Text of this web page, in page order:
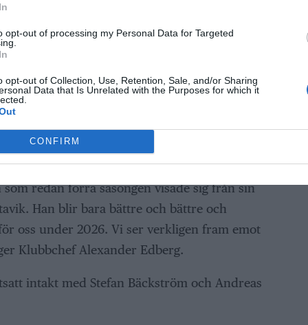
opt-out of processing my Personal Data for Targeted
opt-out of Collection, Use, Retention, Sale, and/or Sharing
Data that Is Unrelated with the Purposes for which it
CONFIRM
att han tillhör toppskiktet i den polska PGE
central i lagbygget för Rospiggarna inför
sedan våra år tillsammans i Masarna. En
redan förra säsongen visade sig från sin
Han blir bara bättre och bättre och
oss under 2026. Vi ser verkligen fram emot
Klubbchef Alexander Edberg.
intakt med Stefan Bäckström och Andreas